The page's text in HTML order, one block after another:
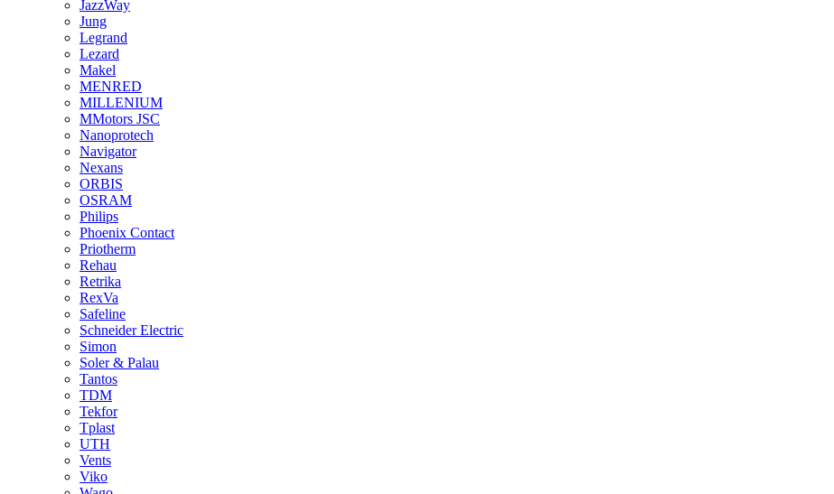
JazzWay
Jung
Legrand
Lezard
Makel
MENRED
MILLENIUM
MMotors JSC
Nanoprotech
Navigator
Nexans
ORBIS
OSRAM
Philips
Phoenix Contact
Priotherm
Rehau
Retrika
RexVa
Safeline
Schneider Electric
Simon
Soler & Palau
Tantos
TDM
Tekfor
Tplast
UTH
Vents
Viko